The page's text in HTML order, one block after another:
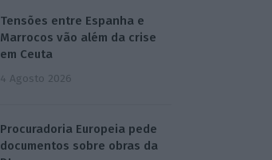
Tensões entre Espanha e
Marrocos vão além da crise
em Ceuta
4 Agosto 2026
Procuradoria Europeia pede
documentos sobre obras da